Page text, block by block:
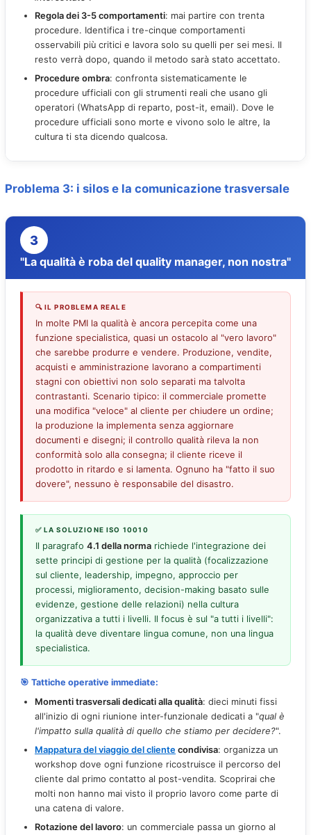
Regola dei 3-5 comportamenti: mai partire con trenta
procedure. Identifica i tre-cinque comportamenti
osservabili più critici e lavora solo su quelli per sei mesi. Il
resto verrà dopo, quando il metodo sarà stato accettato.
Procedure ombra: confronta sistematicamente le
procedure ufficiali con gli strumenti reali che usano gli
operatori (WhatsApp di reparto, post-it, email). Dove le
procedure ufficiali sono morte e vivono solo le altre, la
cultura ti sta dicendo qualcosa.
Problema 3: i silos e la comunicazione trasversale
3
"La qualità è roba del quality manager, non nostra"
🔍 IL PROBLEMA REALE
In molte PMI la qualità è ancora percepita come una
funzione specialistica, quasi un ostacolo al "vero lavoro"
che sarebbe produrre e vendere. Produzione, vendite,
acquisti e amministrazione lavorano a compartimenti
stagni con obiettivi non solo separati ma talvolta
contrastanti. Scenario tipico: il commerciale promette
una modifica "veloce" al cliente per chiudere un ordine;
la produzione la implementa senza aggiornare
documenti e disegni; il controllo qualità rileva la non
conformità solo alla consegna; il cliente riceve il
prodotto in ritardo e si lamenta. Ognuno ha "fatto il suo
dovere", nessuno è responsabile del disastro.
✅ LA SOLUZIONE ISO 10010
Il paragrafo 4.1 della normarichiede l'integrazione dei
sette principi di gestione per la qualità (focalizzazione
sul cliente, leadership, impegno, approccio per
processi, miglioramento, decision-making basato sulle
evidenze, gestione delle relazioni) nella cultura
organizzativa a tutti i livelli. Il focus è sul "a tutti i livelli":
la qualità deve diventare lingua comune, non una lingua
specialistica.
🎯 Tattiche operative immediate:
Momenti trasversali dedicati alla qualità: dieci minuti fissi
all'inizio di ogni riunione inter-funzionale dedicati a "qual è
l'impatto sulla qualità di quello che stiamo per decidere?".
Mappatura del viaggio del cliente condivisa: organizza un
workshop dove ogni funzione ricostruisce il percorso del
cliente dal primo contatto al post-vendita. Scoprirai che
molti non hanno mai visto il proprio lavoro come parte di
una catena di valore.
Rotazione del lavoro: un commerciale passa un giorno al